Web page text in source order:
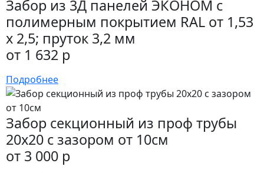
Забор из 3Д панелей ЭКОНОМ с
полимерным покрытием RAL от 1,53
х 2,5; пруток 3,2 мм
от 1 632 р
Подробнее
Забор секционный из проф трубы
20х20 с зазором от 10см
от 3 000 р